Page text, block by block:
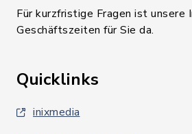
Für kurzfristige Fragen ist unsere
Geschäftszeiten für Sie da.
Quicklinks
inixmedia